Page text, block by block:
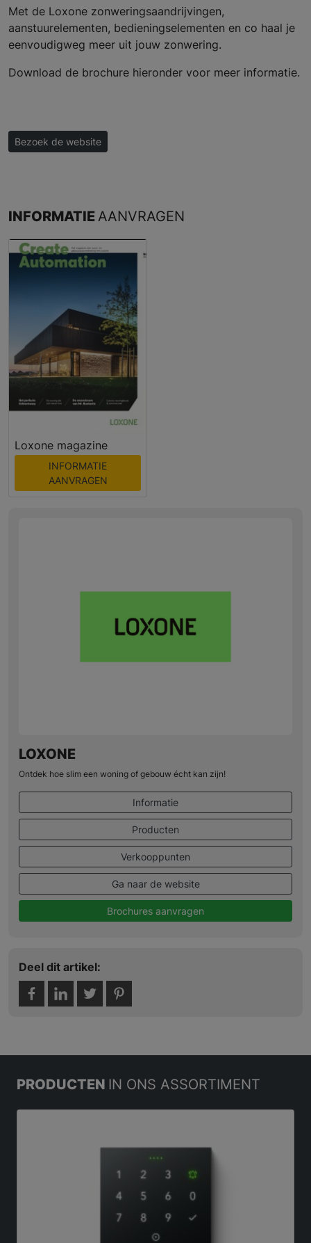
Met de Loxone zonweringsaandrijvingen,
aanstuurelementen, bedieningselementen en co haal je
eenvoudigweg meer uit jouw zonwering.
Download de brochure hieronder voor meer informatie.
Bezoek de website
INFORMATIE AANVRAGEN
Loxone magazine
INFORMATIE
AANVRAGEN
LOXONE
Ontdek hoe slim een woning of gebouw écht kan zijn!
Informatie
Producten
Verkooppunten
Ga naar de website
Brochures aanvragen
Deel dit artikel:
PRODUCTEN IN ONS ASSORTIMENT